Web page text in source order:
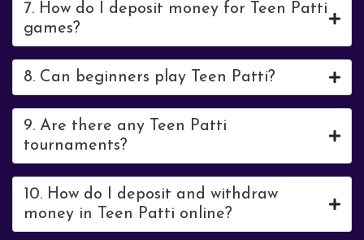
7. How do I deposit money for Teen Patti
games?
8. Can beginners play Teen Patti?
9. Are there any Teen Patti
tournaments?
10. How do I deposit and withdraw
money in Teen Patti online?